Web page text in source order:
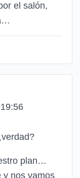
el salón,
plan…
y nos vamos